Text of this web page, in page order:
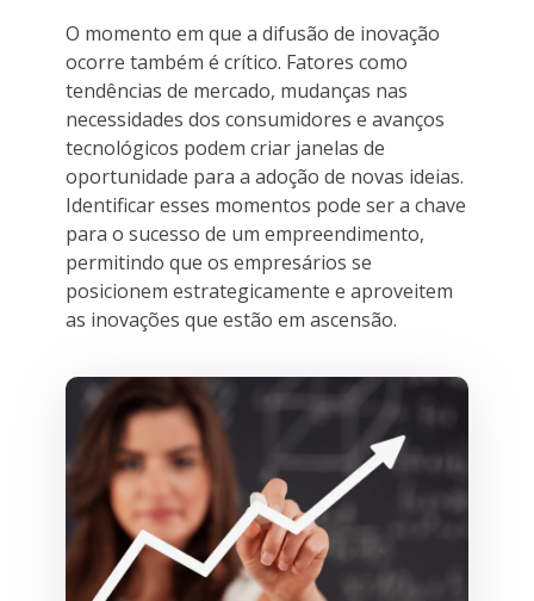
O momento em que a difusão de inovação
ocorre também é crítico. Fatores como
tendências de mercado, mudanças nas
necessidades dos consumidores e avanços
tecnológicos podem criar janelas de
oportunidade para a adoção de novas ideias.
Identificar esses momentos pode ser a chave
para o sucesso de um empreendimento,
permitindo que os empresários se
posicionem estrategicamente e aproveitem
as inovações que estão em ascensão.